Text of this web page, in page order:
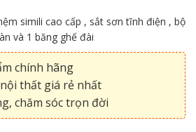
simili cao cấp , sắt sơn tĩnh điện , bộ
và 1 băng ghế đài
chính hãng
thất giá rẻ nhất
chăm sóc trọn đời